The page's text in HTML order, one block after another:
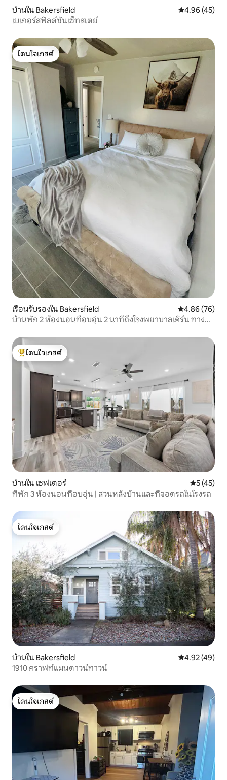
บ้านใน Bakersfield คะแนนเฉลี่ย
4.96 (45)
เบเกอร์สฟิลด์ซันเซ็ทสเตย์
โดนใจเกสต์
โดนใจเกสต์
เรือนรับรองใน Bakersfield คะแนนเฉลี่ย
4.86 (76)
บ้านพัก 2 ห้องนอนที่อบอุ่น 2 นาทีถึงโรงพยาบาลเคิร์น ทาง
โดนใจเกสต์ที่สุด
โดนใจเกสต์
บ้านใน เซฟเตอร์ คะแนนเฉลี่
5 (45)
ที่พัก 3 ห้องนอนที่อบอุ่น | สวนหลังบ้านและที่จอดรถในโรงรถ
โดนใจเกสต์
โดนใจเกสต์
บ้านใน Bakersfield คะแนนเฉลี่ย
4.92 (49)
1910 คราฟท์แมนดาวน์ทาวน์
โดนใจเกสต์
โดนใจเกสต์